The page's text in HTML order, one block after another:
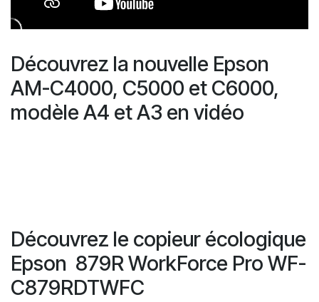
Découvrez la nouvelle Epson
AM-C4000, C5000 et C6000,
modèle A4 et A3 en vidéo
Découvrez le copieur écologique
Epson 879R WorkForce Pro WF-
C879RDTWFC